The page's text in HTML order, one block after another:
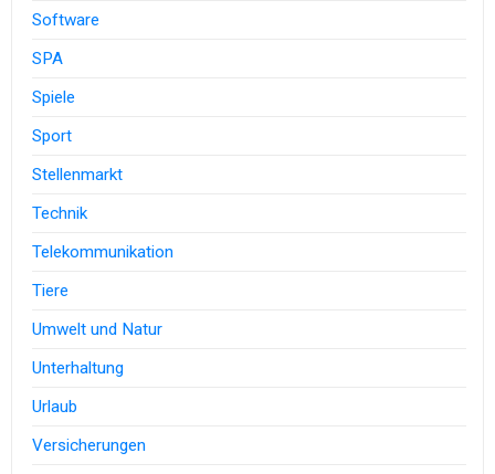
Software
SPA
Spiele
Sport
Stellenmarkt
Technik
Telekommunikation
Tiere
Umwelt und Natur
Unterhaltung
Urlaub
Versicherungen